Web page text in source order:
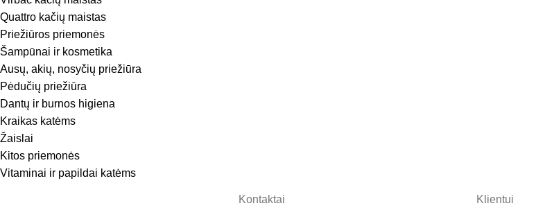
Quattro kačių maistas
Priežiūros priemonės
Šampūnai ir kosmetika
Ausų, akių, nosyčių priežiūra
Pėdučių priežiūra
Dantų ir burnos higiena
Kraikas katėms
Žaislai
Kitos priemonės
Vitaminai ir papildai katėms
Kontaktai Klientui